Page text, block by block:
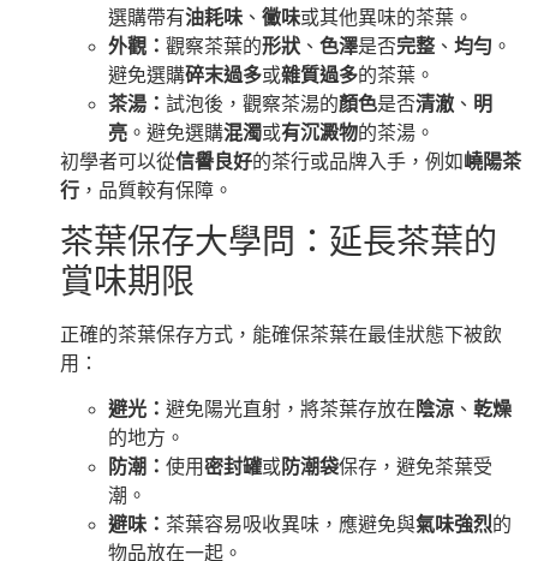
選購帶有油耗味 、 黴味或其他異味的茶葉。
外觀： 觀察茶葉的形狀 、 色澤是否完整 、 均勻 。
避免選購碎末過多或雜質過多的茶葉。
茶湯： 試泡後，觀察茶湯的顏色是否清澈 、 明
亮 。避免選購混濁或有沉澱物的茶湯。
初學者可以從信譽良好的茶行或品牌入手，例如嶢陽茶
行 ，品質較有保障。
茶葉保存大學問：延長茶葉的
賞味期限
正確的茶葉保存方式，能確保茶葉在最佳狀態下被飲
用：
避光： 避免陽光直射，將茶葉存放在 陰涼 、 乾燥
的地方。
防潮： 使用密封罐或防潮袋保存，避免茶葉受
潮。
避味： 茶葉容易吸收異味，應避免與氣味強烈的
物品放在一起。